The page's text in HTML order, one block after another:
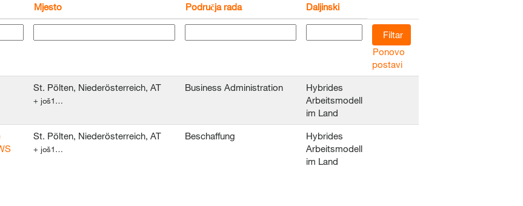
Mjesto Područja rada
Daljinski
Ponovo
postavi
St. Pölten, Niederösterreich, AT
+ još1…
Business Administration
Hybrides
Arbeitsmodell
im Land
St. Pölten, Niederösterreich, AT
+ još1…
Beschaffung
Hybrides
Arbeitsmodell
im Land